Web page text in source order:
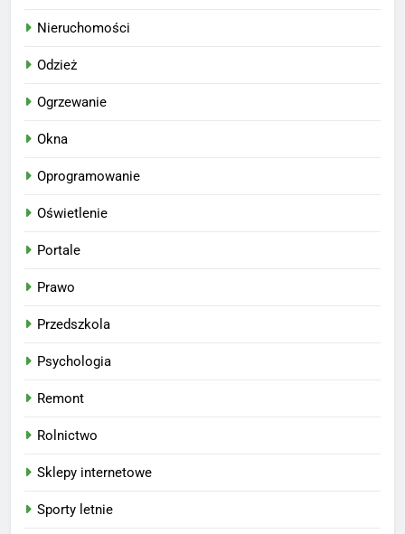
Nieruchomości
Odzież
Ogrzewanie
Okna
Oprogramowanie
Oświetlenie
Portale
Prawo
Przedszkola
Psychologia
Remont
Rolnictwo
Sklepy internetowe
Sporty letnie